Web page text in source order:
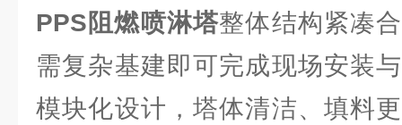
PPS阻燃喷淋塔整体结构紧凑
需复杂基建即可完成现场安装
模块化设计，塔体清洁、填料